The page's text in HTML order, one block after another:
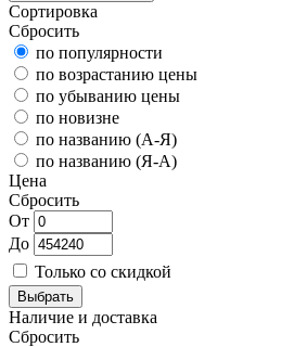
Сортировка
Сбросить
по популярности
по возрастанию цены
по убыванию цены
по новизне
по названию (А-Я)
по названию (Я-А)
Цена
Сбросить
От
До
Только со скидкой
Выбрать
Наличие и доставка
Сбросить